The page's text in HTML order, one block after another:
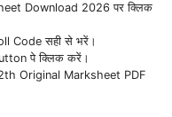
Download 2026 पर क्लिक
Code सही से भरें।
पे क्लिक करें।
Original Marksheet PDF